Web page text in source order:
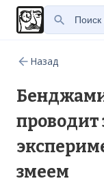
Назад
змеем